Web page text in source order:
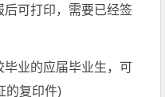
可打印，需要已经签
毕业的应届毕业生，可
的复印件)